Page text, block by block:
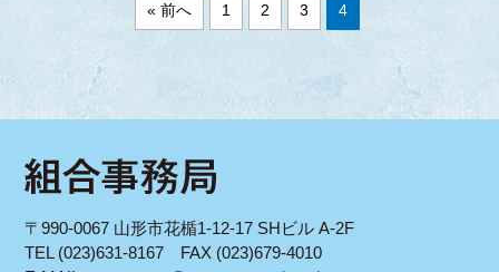
« 前へ 1 2 3 4
〒990-0067 山形市花楯1-12-17 SHビル A-2F
TEL (023)631-8167 FAX (023)679-4010